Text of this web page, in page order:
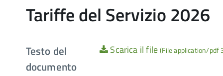
Tariffe del Servizio 2026
Testo del
documento
Scarica il file(File application/pdf